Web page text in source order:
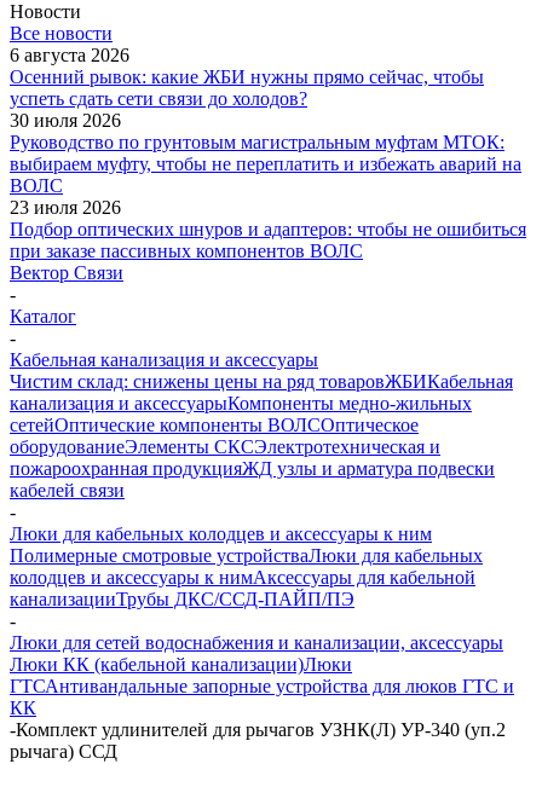
Новости
Все новости
6 августа 2026
Осенний рывок: какие ЖБИ нужны прямо сейчас, чтобы
успеть сдать сети связи до холодов?
30 июля 2026
Руководство по грунтовым магистральным муфтам МТОК:
выбираем муфту, чтобы не переплатить и избежать аварий на
ВОЛС
23 июля 2026
Подбор оптических шнуров и адаптеров: чтобы не ошибиться
при заказе пассивных компонентов ВОЛС
Вектор Связи
-
Каталог
-
Кабельная канализация и аксессуары
Чистим склад: снижены цены на ряд товаровЖБИКабельная
канализация и аксессуарыКомпоненты медно-жильных
сетейОптические компоненты ВОЛСОптическое
оборудованиеЭлементы СКСЭлектротехническая и
пожароохранная продукцияЖД узлы и арматура подвески
кабелей связи
-
Люки для кабельных колодцев и аксессуары к ним
Полимерные смотровые устройстваЛюки для кабельных
колодцев и аксессуары к нимАксессуары для кабельной
канализацииТрубы ДКС/ССД-ПАЙП/ПЭ
-
Люки для сетей водоснабжения и канализации, аксессуары
Люки КК (кабельной канализации)Люки
ГТСАнтивандальные запорные устройства для люков ГТС и
КК
-Комплект удлинителей для рычагов УЗНК(Л) УР-340 (уп.2
рычага) ССД